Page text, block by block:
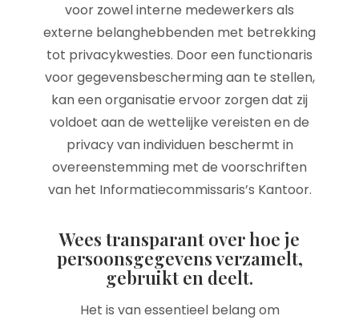
voor zowel interne medewerkers als
externe belanghebbenden met betrekking
tot privacykwesties. Door een functionaris
voor gegevensbescherming aan te stellen,
kan een organisatie ervoor zorgen dat zij
voldoet aan de wettelijke vereisten en de
privacy van individuen beschermt in
overeenstemming met de voorschriften
van het Informatiecommissaris’s Kantoor.
Wees transparant over hoe je
persoonsgegevens verzamelt,
gebruikt en deelt.
Het is van essentieel belang om